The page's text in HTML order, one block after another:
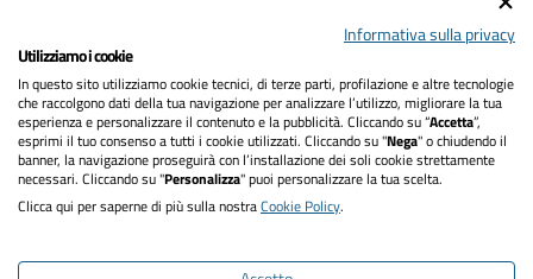
Informativa privacy
Dichiarazione di accessibilità
Note legali
Informativa sulla privacy
Utilizziamo i cookie
In questo sito utilizziamo cookie tecnici, di terze parti, profilazione e altre tecnologie
che raccolgono dati della tua navigazione per analizzare l’utilizzo, migliorare la tua
esperienza e personalizzare il contenuto e la pubblicità. Cliccando su “Accetta”,
esprimi il tuo consenso a tutti i cookie utilizzati. Cliccando su "Nega" o chiudendo il
banner, la navigazione proseguirà con l’installazione dei soli cookie strettamente
necessari. Cliccando su "Personalizza" puoi personalizzare la tua scelta.
Clicca qui per saperne di più sulla nostraCookie Policy.